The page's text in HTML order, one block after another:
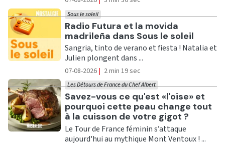
Ecouter
Radio Futura et la movida
madrileña dans Sous le soleil
Sous le soleil
Sangria, tinto de verano et fiesta ! Natalia et
Julien plongent dans ...
07-08-2026 | 2 min 19 sec
Ecouter
Savez-vous ce qu'est «l'oise» et
pourquoi cette peau change tout
à la cuisson de votre gigot ?
Les Détours de France du Chef Albert
Le Tour de France féminin s’attaque
aujourd'hui au mythique Mont Ventoux ! ...